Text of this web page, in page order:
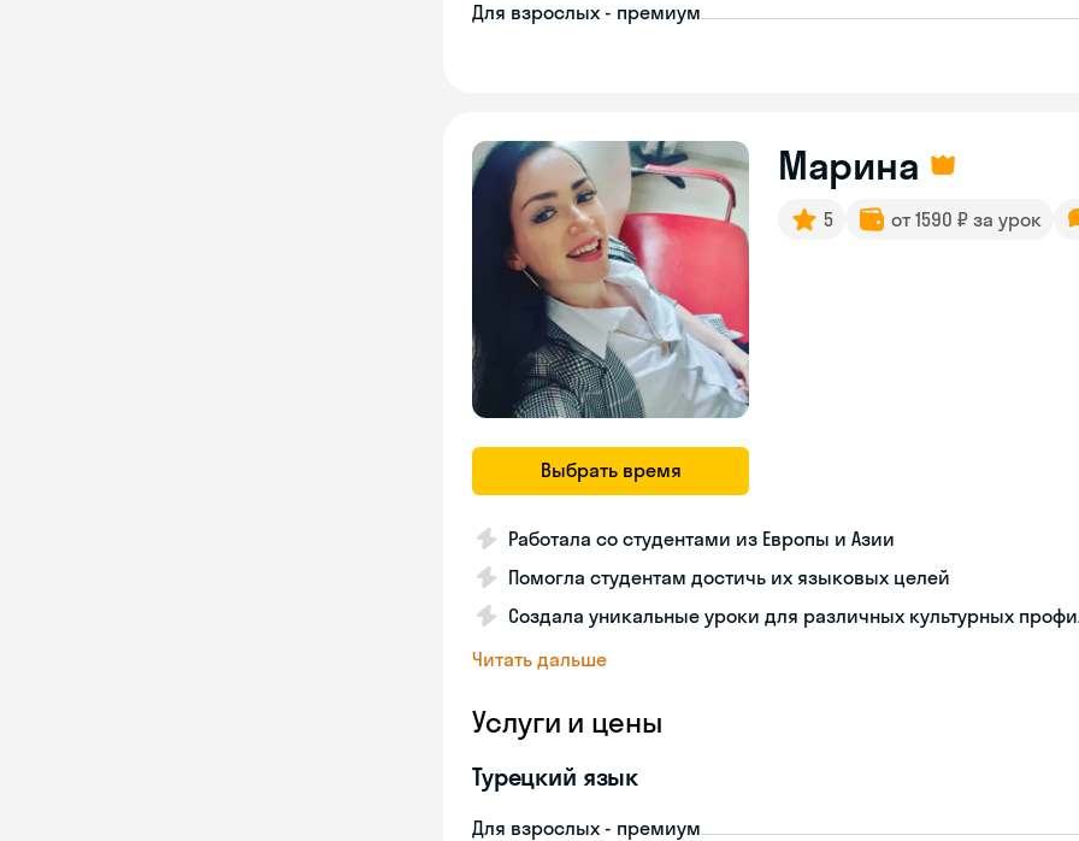
Для взрослых - премиум
Выбрать время
Марина
5 от 1590 ₽ за урок
Работала со студентами из Европы и Азии
Помогла студентам достичь их языковых целей
Создала уникальные уроки для различных культурных
Читать дальше
Услуги и цены
Турецкий язык
Для взрослых - премиум